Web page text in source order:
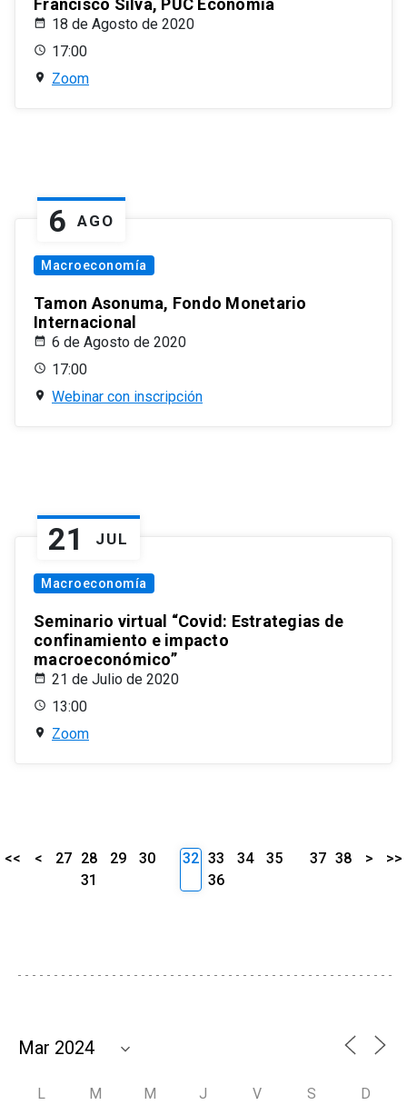
Francisco Silva, PUC Economía
18 de Agosto de 2020
17:00
Zoom
6 AGO
Macroeconomía
Tamon Asonuma, Fondo Monetario
Internacional
6 de Agosto de 2020
17:00
Webinar con inscripción
21 JUL
Macroeconomía
Seminario virtual “Covid: Estrategias de
confinamiento e impacto
macroeconómico”
21 de Julio de 2020
13:00
Zoom
<< < 27 28 29
30
31
32 33 34
35
36
37 38 > >>
L M M J V S D